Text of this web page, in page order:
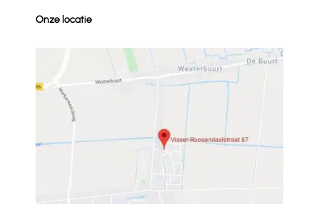
Onze locatie